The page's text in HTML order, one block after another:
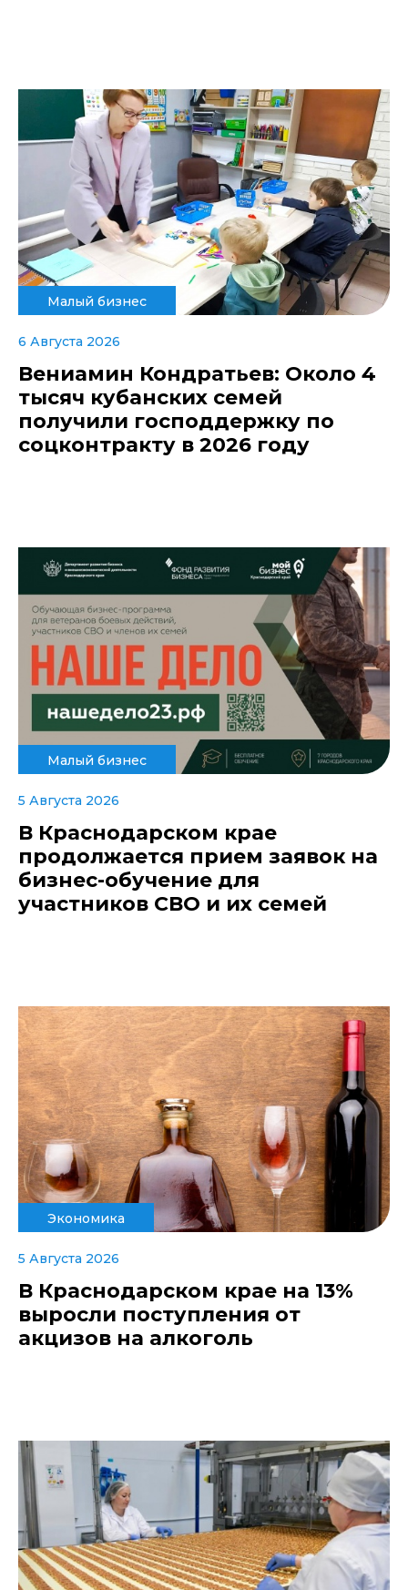
Малый бизнес
6 Августа 2026
Вениамин Кондратьев: Около 4
тысяч кубанских семей
получили господдержку по
соцконтракту в 2026 году
Малый бизнес
5 Августа 2026
В Краснодарском крае
продолжается прием заявок на
бизнес-обучение для
участников СВО и их семей
Экономика
5 Августа 2026
В Краснодарском крае на 13%
выросли поступления от
акцизов на алкоголь